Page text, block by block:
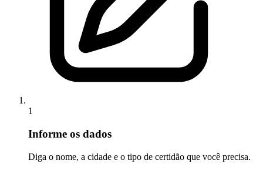
1
Informe os dados
Diga o nome, a cidade e o tipo de certidão que você precisa.